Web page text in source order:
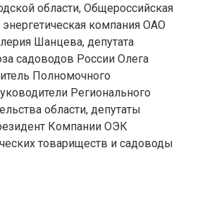
области, Общероссийская
компания ОАО
Шанцева, депутата
садоводов России Олега
Полномочного
Регионального
области, депутаты
Компании ОЭК
товариществ и садоводы